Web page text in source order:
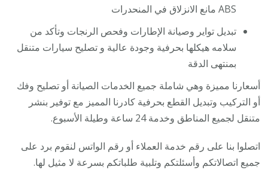
ABS مانع الانزلاق في المنحدرات
تبديل تواير وصيانة الإطارات وفحص الرنجات وتأكد من
سلامه هيكلها بحرفية وجودة عالية و تصليح سيارات متنقل
بمنتهى الدقة
أسعارنا مميزة وهي شاملة جميع الخدمات الصيانة أو تصليح وفك
أو التركيب وتبديل القطع بحرفية كادرنا المميز مع توفير بنشر
متنقل لجميع المناطق وخدمة 24 ساعة وطيلة الأسبوع.
اتصلوا بنا على رقم خدمة العملاء أو رقم الواتس لنقوم برد على
جميع اتصالاتكم وأسئلتكم وتلبية طلباتكم بسرعة لا مثيل لها.